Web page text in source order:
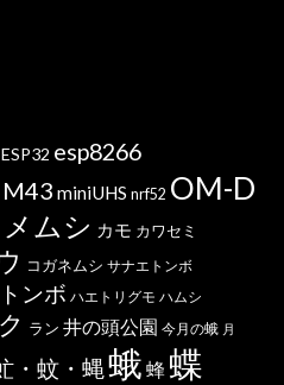
ESP32 esp8266
M43 miniUHS nrf52 OM-D
ムシ カモ カワセミ
コガネムシ サナエトンボ
トンボ ハエトリグモ ハムシ
ラン 井の頭公園 今月の蛾 月
・蚊・蝿蛾 蜂 蝶